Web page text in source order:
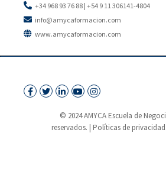
+34 968 93 76 88 | +54 9 11 306141-4804
info@amycaformacion.com
www.amycaformacion.com
© 2024 AMYCA Escuela de
reservados. | Políticas de privacidad.